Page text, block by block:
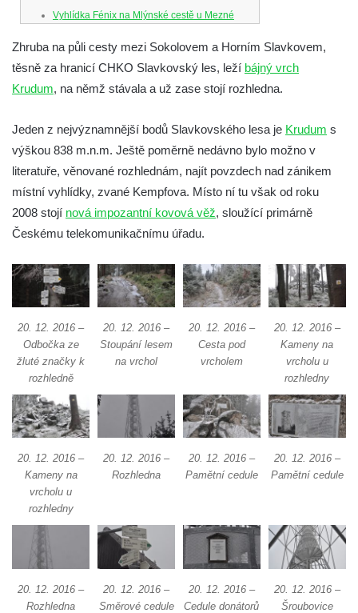
Vyhlídka Fénix na Mlýnské cestě u Mezné
Vyhlídka na Caspersbergu u
starokatolického kostela Proměnění Páně
ve Varnsdorfu
Ferdinandova vyhlídka u bývalého
čedičového lomu v Zákupech
Vyhlídka na konci Křížové cesty na
Křížovém vrchu ve Frýdlantu
Rozhledna Čáp v Adršpašsko-teplických
Vyhlídka pod Doubravskou horou v
Teplicích
Rozhledna Letná v Teplicích
Vyhlídka Kaltenbergblick pod Weifbergem
Goßdorfu
Vyhlídka na vrchu Hankehübel u Goßdorfu
Rozhledna Maják u Strupčic
Vyhlídka na lom Vršany severně od
Strupčic
Vyhlídka v ulici Pod Chloumečkem v
Vyhlídka u Lückendorfu III
Zhruba na půli cesty mezi Sokolovem a Horním Slavkovem,
těsně za hranicí CHKO Slavkovský les, leží bájný vrch
Krudum, na němž stávala a už zase stojí rozhledna.
Jeden z nejvýznamnější bodů Slavkovského lesa je Krudum s
výškou 838 m.n.m. Ještě poměrně nedávno bylo možno v
literatuře, věnované rozhlednám, najít povzdech nad zánikem
místní vyhlídky, zvané Kempfova. Místo ní tu však od roku
2008 stojí nová impozantní kovová věž, sloužící primárně
Českému telekomunikačnímu úřadu.
20. 12. 2016 –
Odbočka ze
žluté značky k
rozhledně
20. 12. 2016 –
Stoupání lesem
na vrchol
20. 12. 2016 –
Cesta pod
vrcholem
20. 12. 2016 –
Kameny na
vrcholu u
rozhledny
20. 12. 2016 –
Kameny na
vrcholu u
rozhledny
20. 12. 2016 –
Rozhledna
20. 12. 2016 –
Pamětní cedule
20. 12. 2016 –
Pamětní cedule
20. 12. 2016 –
Rozhledna
20. 12. 2016 –
Směrové cedule
20. 12. 2016 –
Cedule donátorů
20. 12. 2016 –
Šroubovice